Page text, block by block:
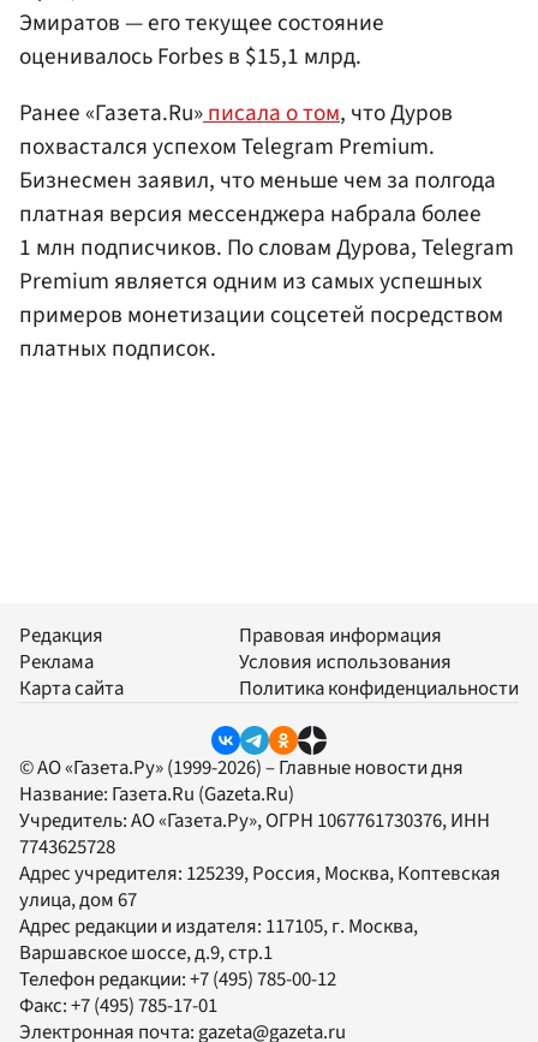
Эмиратов — его текущее состояние
оценивалось Forbes в $15,1 млрд.
Ранее «Газета.Ru»писала о том, что Дуров
похвастался успехом Telegram Premium.
Бизнесмен заявил, что меньше чем за полгода
платная версия мессенджера набрала более
1 млн подписчиков. По словам Дурова, Telegram
Premium является одним из самых успешных
примеров монетизации соцсетей посредством
платных подписок.
Редакция
Реклама
Карта сайта
Правовая информация
Условия использования
Политика конфиденциальности
© АО «Газета.Ру» (1999-2026) – Главные новости дня
Название: Газета.Ru (Gazeta.Ru)
Учредитель:АО «Газета.Ру», ОГРН 1067761730376, ИНН
7743625728
Адрес учредителя: 125239, Россия, Москва, Коптевская
улица, дом 67
Адрес редакции и издателя: 117105, г. Москва,
Варшавское шоссе, д.9, стр.1
Телефон редакции:+7 (495) 785-00-12
Факс:+7 (495) 785-17-01
Электронная почта:gazeta@gazeta.ru